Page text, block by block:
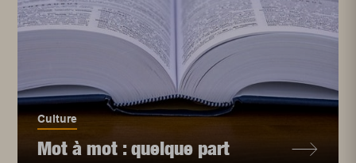
Culture
Mot à mot : quelque part